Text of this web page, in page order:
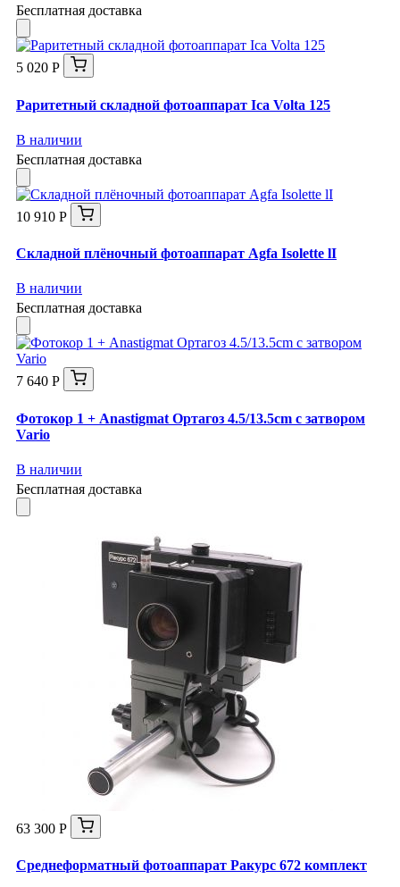
Бесплатная доставка
5 020 Р
Раритетный складной фотоаппарат Ica Volta 125
В наличии
Бесплатная доставка
10 910 Р
Складной плёночный фотоаппарат Agfa Isolette lI
В наличии
Бесплатная доставка
7 640 Р
Фотокор 1 + Anastigmat Ортагоз 4.5/13.5cm с затвором
Vario
В наличии
Бесплатная доставка
63 300 Р
Среднеформатный фотоаппарат Ракурс 672 комплект